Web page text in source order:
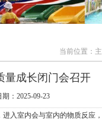
当前位置：
量成长闭门会召开
期：2025-09-23
入室内会与室内的物质反应